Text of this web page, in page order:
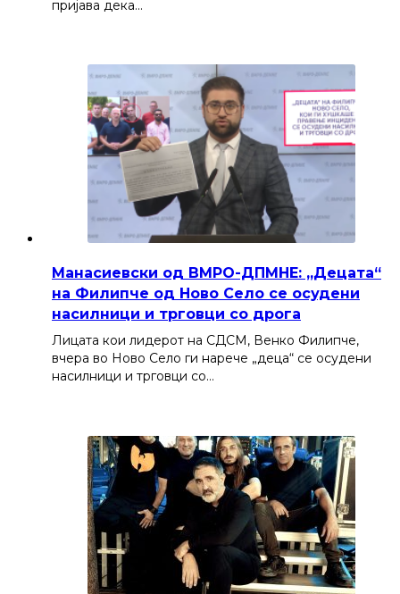
пријава дека…
Манасиевски од ВМРО-ДПМНЕ: „Децата“
на Филипче од Ново Село се осудени
насилници и трговци со дрога
Лицата кои лидерот на СДСМ, Венко Филипче,
вчера во Ново Село ги нарече „деца“ се осудени
насилници и трговци со…